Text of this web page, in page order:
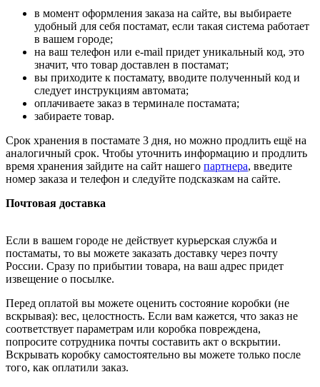
в момент оформления заказа на сайте, вы выбираете
удобный для себя постамат, если такая система работает
в вашем городе;
на ваш телефон или e-mail придет уникальный код, это
значит, что товар доставлен в постамат;
вы приходите к постамату, вводите полученный код и
следует инструкциям автомата;
оплачиваете заказ в терминале постамата;
забираете товар.
Срок хранения в постамате 3 дня, но можно продлить ещё на
аналогичный срок. Чтобы уточнить информацию и продлить
время хранения зайдите на сайт нашего партнера, введите
номер заказа и телефон и следуйте подсказкам на сайте.
Почтовая доставка
Если в вашем городе не действует курьерская служба и
постаматы, то вы можете заказать доставку через почту
России. Сразу по прибытии товара, на ваш адрес придет
извещение о посылке.
Перед оплатой вы можете оценить состояние коробки (не
вскрывая): вес, целостность. Если вам кажется, что заказ не
соответствует параметрам или коробка повреждена,
попросите сотрудника почты составить акт о вскрытии.
Вскрывать коробку самостоятельно вы можете только после
того, как оплатили заказ.